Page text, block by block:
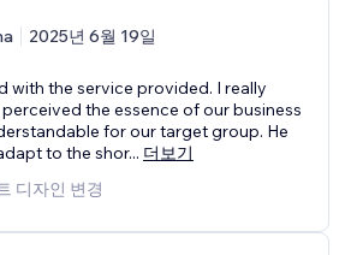
2025년 6월 19일
with the service provided. I really
the essence of our business
for our target group. He
to the shor... 더보기
디자인 변경